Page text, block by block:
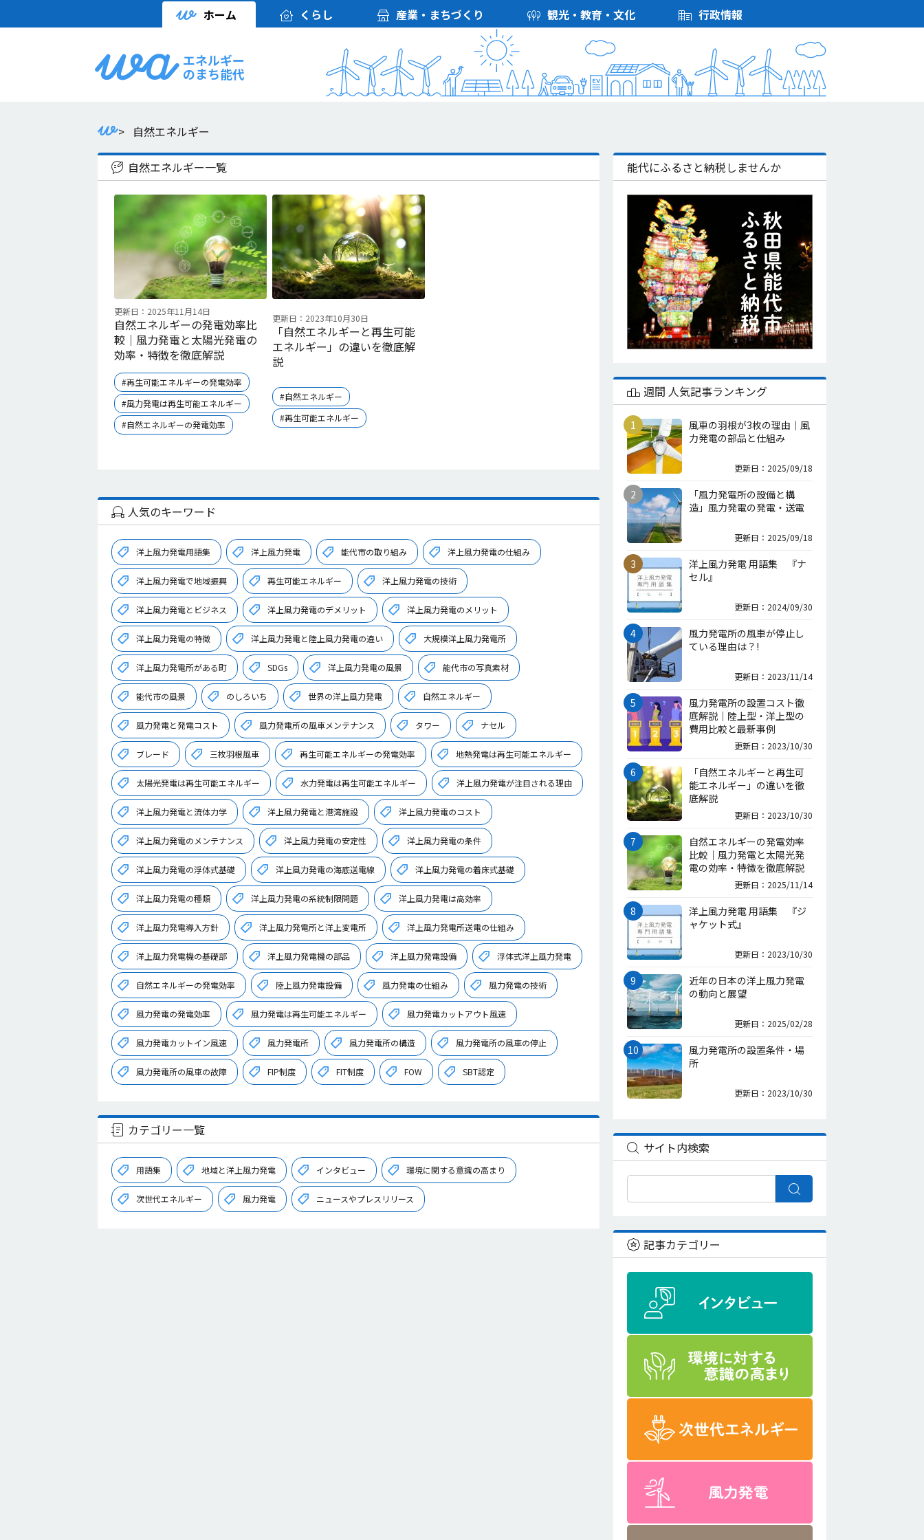
ホーム くらし 産業・まちづくり 観光・教育・文化 行政情報
エネルギー
のまち能代
> 自然エネルギー
自然エネルギー一覧
更新日：2025年11月14日
自然エネルギーの発電効率比
較｜風力発電と太陽光発電の
効率・特徴を徹底解説
#再生可能エネルギーの発電効率
#風力発電は再生可能エネルギー
#自然エネルギーの発電効率
更新日：2023年10月30日
「自然エネルギーと再生可能
エネルギー」の違いを徹底解
説
#自然エネルギー
#再生可能エネルギー
能代にふるさと納税しませんか
週間 人気記事ランキング
風車の羽根が3枚の理由｜風
力発電の部品と仕組み
更新日：2025/09/18
「風力発電所の設備と構
造」風力発電の発電・送電
更新日：2025/09/18
洋上風力発電 用語集 『ナ
セル』
更新日：2024/09/30
風力発電所の風車が停止し
ている理由は？!
更新日：2023/11/14
風力発電所の設置コスト徹
底解説｜陸上型・洋上型の
費用比較と最新事例
更新日：2023/10/30
「自然エネルギーと再生可
能エネルギー」の違いを徹
底解説
更新日：2023/10/30
自然エネルギーの発電効率
比較｜風力発電と太陽光発
電の効率・特徴を徹底解説
更新日：2025/11/14
洋上風力発電 用語集 『ジ
ャケット式』
更新日：2023/10/30
近年の日本の洋上風力発電
の動向と展望
更新日：2025/02/28
風力発電所の設置条件・場
所
更新日：2023/10/30
サイト内検索
記事カテゴリー
人気のキーワード
洋上風力発電用語集 洋上風力発電 能代市の取り組み 洋上風力発電の仕組み
洋上風力発電で地域振興 再生可能エネルギー 洋上風力発電の技術
洋上風力発電とビジネス 洋上風力発電のデメリット 洋上風力発電のメリット
洋上風力発電の特徴 洋上風力発電と陸上風力発電の違い 大規模洋上風力発電所
洋上風力発電所がある町 SDGs 洋上風力発電の風景 能代市の写真素材
能代市の風景 のしろいち 世界の洋上風力発電 自然エネルギー
風力発電と発電コスト 風力発電所の風車メンテナンス タワー ナセル
ブレード 三枚羽根風車 再生可能エネルギーの発電効率 地熱発電は再生可能エネルギー
太陽光発電は再生可能エネルギー 水力発電は再生可能エネルギー 洋上風力発電が注目される理由
洋上風力発電と流体力学 洋上風力発電と港湾施設 洋上風力発電のコスト
洋上風力発電のメンテナンス 洋上風力発電の安定性 洋上風力発電の条件
洋上風力発電の浮体式基礎 洋上風力発電の海底送電線 洋上風力発電の着床式基礎
洋上風力発電の種類 洋上風力発電の系統制限問題 洋上風力発電は高効率
洋上風力発電導入方針 洋上風力発電所と洋上変電所 洋上風力発電所送電の仕組み
洋上風力発電機の基礎部 洋上風力発電機の部品 洋上風力発電設備 浮体式洋上風力発電
自然エネルギーの発電効率 陸上風力発電設備 風力発電の仕組み 風力発電の技術
風力発電の発電効率 風力発電は再生可能エネルギー 風力発電カットアウト風速
風力発電カットイン風速 風力発電所 風力発電所の構造 風力発電所の風車の停止
風力発電所の風車の故障 FIP制度 FIT制度 FOW SBT認定
カテゴリー一覧
用語集 地域と洋上風力発電 インタビュー 環境に関する意識の高まり
次世代エネルギー 風力発電 ニュースやプレスリリース